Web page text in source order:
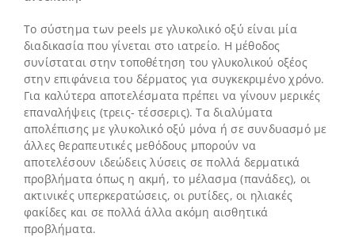
Το σύστημα των peels με γλυκολικό οξύ είναι μία
διαδικασία που γίνεται στο ιατρείο. Η μέθοδος
συνίσταται στην τοποθέτηση του γλυκολικού οξέος
στην επιφάνεια του δέρματος για συγκεκριμένο χρόνο.
Για καλύτερα αποτελέσματα πρέπει να γίνουν μερικές
επαναλήψεις (τρεις- τέσσερις). Τα διαλύματα
απολέπισης με γλυκολικό οξύ μόνα ή σε συνδυασμό με
άλλες θεραπευτικές μεθόδους μπορούν να
αποτελέσουν ιδεώδεις λύσεις σε πολλά δερματικά
προβλήματα όπως η ακμή, το μέλασμα (πανάδες), οι
ακτινικές υπερκερατώσεις, οι ρυτίδες, οι ηλιακές
φακίδες και σε πολλά άλλα ακόμη αισθητικά
προβλήματα.